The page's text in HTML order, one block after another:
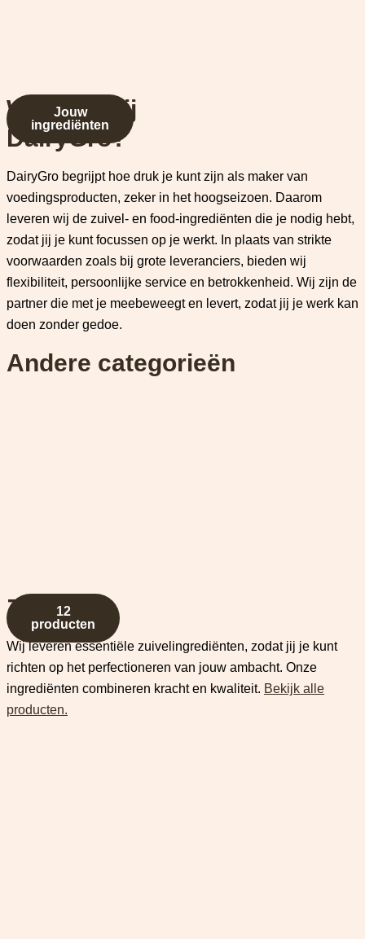
Jouw
ingrediënten
Waarom bij
DairyGro?
DairyGro begrijpt hoe druk je kunt zijn als maker van
voedingsproducten, zeker in het hoogseizoen. Daarom
leveren wij de zuivel- en food-ingrediënten die je nodig hebt,
zodat jij je kunt focussen op je werkt. In plaats van strikte
voorwaarden zoals bij grote leveranciers, bieden wij
flexibiliteit, persoonlijke service en betrokkenheid. Wij zijn de
partner die met je meebeweegt en levert, zodat jij je werk kan
doen zonder gedoe.
Andere categorieën
12
producten
Zuivel
Wij leveren essentiële zuivelingrediënten, zodat jij je kunt
richten op het perfectioneren van jouw ambacht. Onze
ingrediënten combineren kracht en kwaliteit. Bekijk alle
producten.